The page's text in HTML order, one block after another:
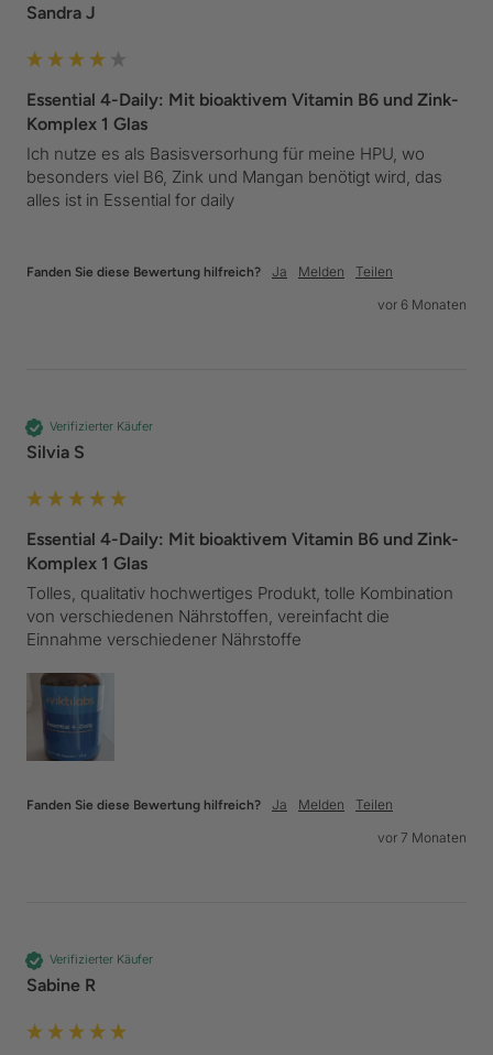
Sandra J
Essential 4-Daily: Mit bioaktivem Vitamin B6 und Zink-
Komplex 1 Glas
Ich nutze es als Basisversorhung für meine HPU, wo
besonders viel B6, Zink und Mangan benötigt wird, das
alles ist in Essential for daily
Fanden Sie diese Bewertung hilfreich? Ja Melden
Teilen
vor 6 Monaten
Verifizierter Käufer
Silvia S
Essential 4-Daily: Mit bioaktivem Vitamin B6 und Zink-
Komplex 1 Glas
Tolles, qualitativ hochwertiges Produkt, tolle Kombination
von verschiedenen Nährstoffen, vereinfacht die
Einnahme verschiedener Nährstoffe
Fanden Sie diese Bewertung hilfreich? Ja Melden
Teilen
vor 7 Monaten
Verifizierter Käufer
Sabine R